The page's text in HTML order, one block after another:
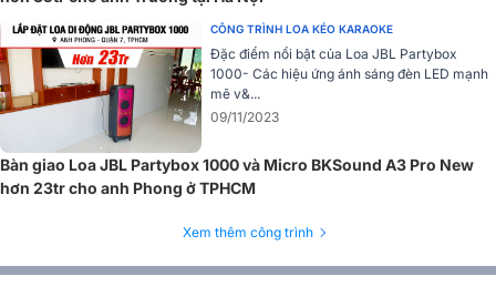
CÔNG TRÌNH LOA KÉO KARAOKE
Đặc điểm nổi bật của Loa JBL Partybox
1000- Các hiệu ứng ánh sáng đèn LED mạnh
mẽ v&...
09/11/2023
Bàn giao Loa JBL Partybox 1000 và Micro BKSound A3 Pro New
hơn 23tr cho anh Phong ở TPHCM
Xem thêm công trình